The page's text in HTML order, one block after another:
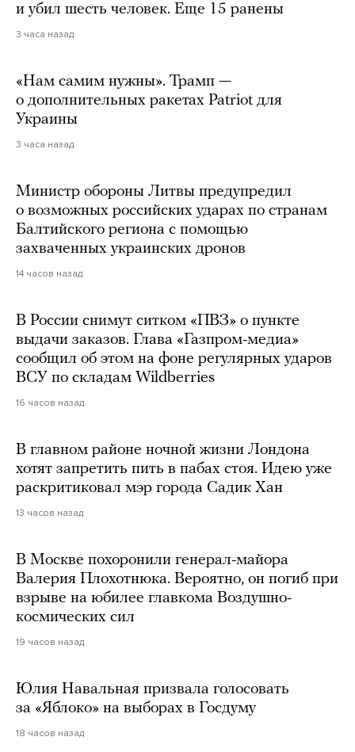
и убил шесть человек. Еще 15 ранены
3 часа назад
«Нам самим нужны». Трамп —
о дополнительных ракетах Patriot для
Украины
3 часа назад
Министр обороны Литвы предупредил
о возможных российских ударах по странам
Балтийского региона с помощью
захваченных украинских дронов
14 часов назад
В России снимут ситком «ПВЗ» о пункте
выдачи заказов. Глава «Газпром-медиа»
сообщил об этом на фоне регулярных ударов
ВСУ по складам Wildberries
16 часов назад
В главном районе ночной жизни Лондона
хотят запретить пить в пабах стоя. Идею уже
раскритиковал мэр города Садик Хан
13 часов назад
В Москве похоронили генерал-майора
Валерия Плохотнюка. Вероятно, он погиб при
взрыве на юбилее главкома Воздушно-
космических сил
19 часов назад
Юлия Навальная призвала голосовать
за «Яблоко» на выборах в Госдуму
18 часов назад